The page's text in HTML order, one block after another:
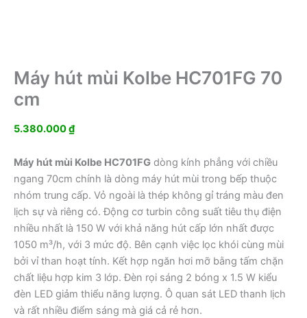
Máy hút mùi Kolbe HC701FG 70
cm
5.380.000₫
Máy hút mùi Kolbe HC701FG dòng kính phẳng với chiều
ngang 70cm chính là dòng máy hút mùi trong bếp thuộc
nhóm trung cấp. Vỏ ngoài là thép không gỉ tráng màu đen
lịch sự và riêng có. Động cơ turbin công suất tiêu thụ điện
nhiều nhất là 150 W với khả năng hút cấp lớn nhất được
1050 m³/h, với 3 mức độ. Bên cạnh việc lọc khói cùng mùi
bởi vỉ than hoạt tính. Kết hợp ngăn hơi mỡ bằng tấm chặn
chất liệu hợp kim 3 lớp. Đèn rọi sáng 2 bóng x 1.5 W kiểu
đèn LED giảm thiểu năng lượng. Ô quan sát LED thanh lịch
và rất nhiều điểm sáng mà giá cả rẻ hơn.